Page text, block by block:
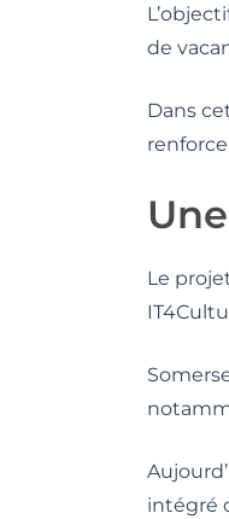
de
Dans
Le
intégré